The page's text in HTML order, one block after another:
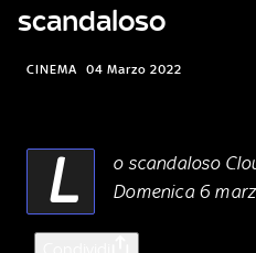
scandaloso
CINEMA 04 Marzo 2022
L
o scandaloso
Domenica 6